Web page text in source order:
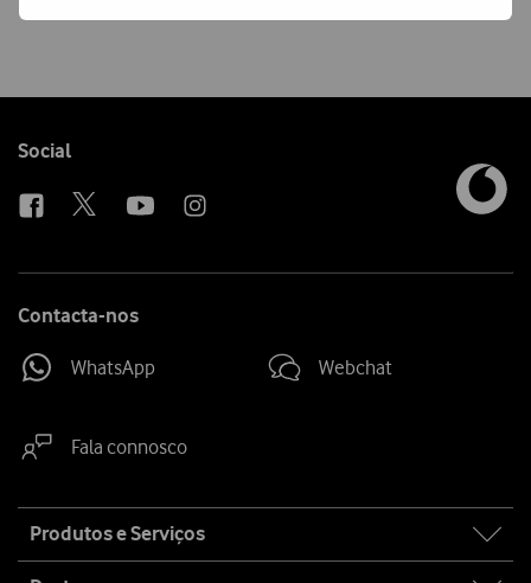
Follow
Social
Contacta-nos
WhatsApp Webchat
Fala connosco
map
Produtos e Serviços